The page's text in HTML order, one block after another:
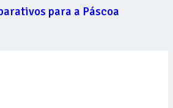
para a Páscoa